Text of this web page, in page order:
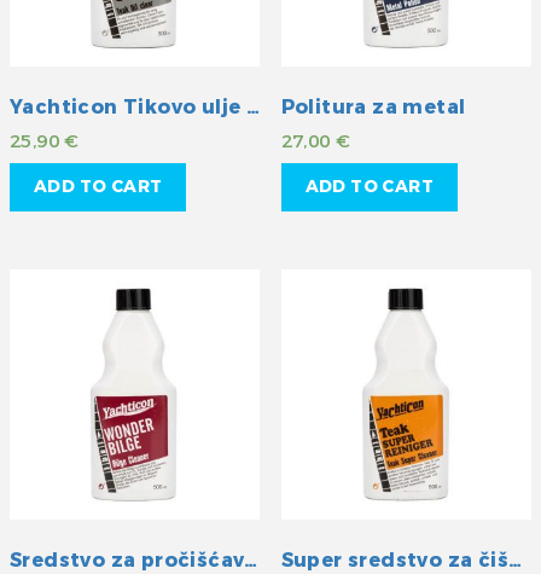
Yachticon Tikovo ulje -klar
25,90€
ADD TO CART
Politura za metal
27,00€
ADD TO CART
Sredstvo za pročišćavanje otpadnih voda Super sredstvo za čišćenje tikovine